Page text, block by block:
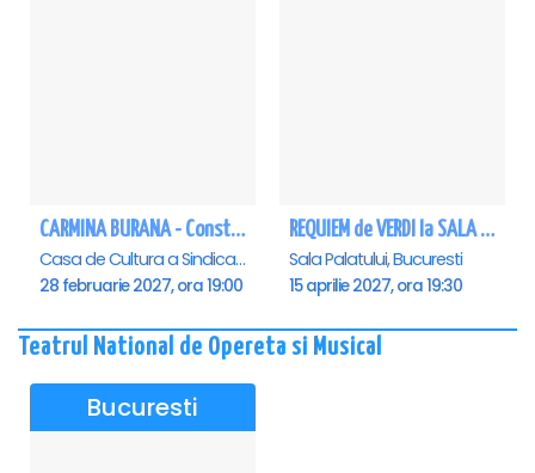
CARMINA BURANA - Constanta
Casa de Cultura a Sindicatelor - Sala Mare, Constanta
28 februarie 2027, ora 19:00
REQUIEM de VERDI la SALA PALATULUI
Sala Palatului, Bucuresti
15 aprilie 2027, ora 19:30
Teatrul National de Opereta si Musical
Bucuresti